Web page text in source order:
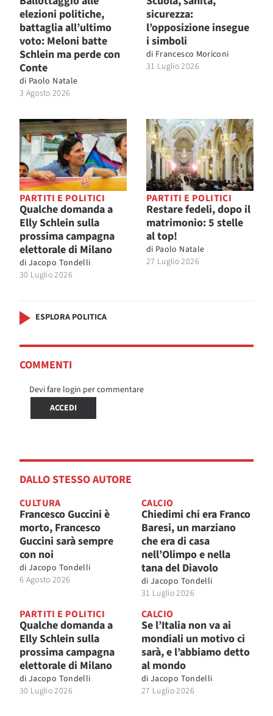
elezioni politiche,
battaglia all’ultimo
voto: Meloni batte
Schlein ma perde con
Conte
di Paolo Natale
3 Agosto 2026
sicurezza:
l’opposizione insegue
i simboli
di Francesco Moriconi
31 Luglio 2026
PARTITI E POLITICI
Qualche domanda a
Elly Schlein sulla
prossima campagna
elettorale di Milano
di Jacopo Tondelli
30 Luglio 2026
PARTITI E POLITICI
Restare fedeli, dopo il
matrimonio: 5 stelle
al top!
di Paolo Natale
27 Luglio 2026
ESPLORA POLITICA
COMMENTI
Devi fare login per commentare
ACCEDI
DALLO STESSO AUTORE
CULTURA
Francesco Guccini è
morto, Francesco
Guccini sarà sempre
con noi
di Jacopo Tondelli
6 Agosto 2026
CALCIO
Chiedimi chi era Franco
Baresi, un marziano
che era di casa
nell’Olimpo e nella
tana del Diavolo
di Jacopo Tondelli
31 Luglio 2026
PARTITI E POLITICI
Qualche domanda a
Elly Schlein sulla
prossima campagna
elettorale di Milano
di Jacopo Tondelli
30 Luglio 2026
CALCIO
Se l’Italia non va ai
mondiali un motivo ci
sarà, e l’abbiamo detto
al mondo
di Jacopo Tondelli
27 Luglio 2026